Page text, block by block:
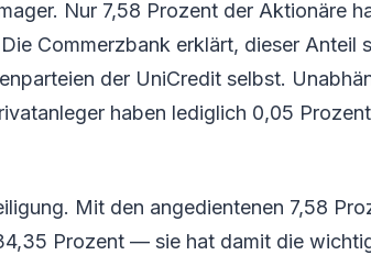
Nur 7,58 Prozent der Aktionäre
Commerzbank erklärt, dieser Anteil
der UniCredit selbst.
haben lediglich 0,05
Mit den angedientenen 7,58
Prozent — sie hat damit die